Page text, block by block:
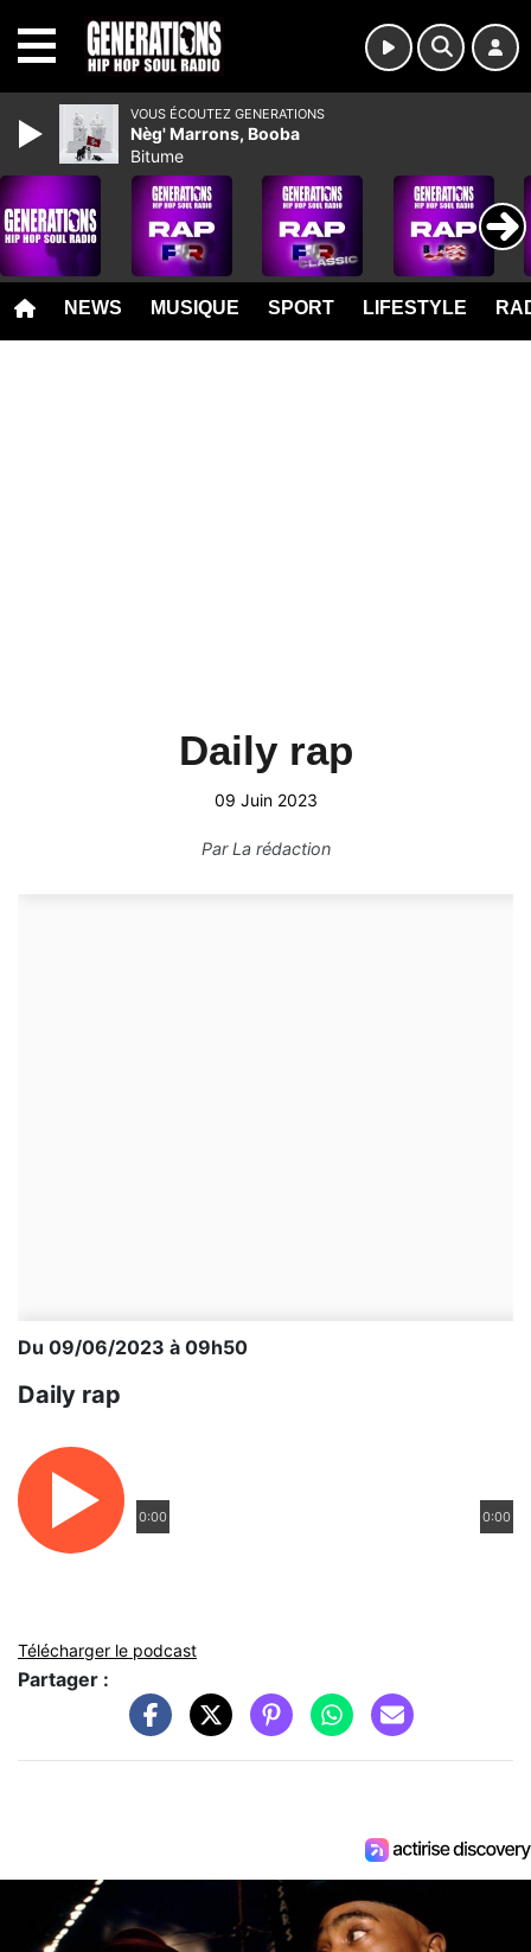
NEWS MUSIQUE SPORT LIFESTYLE
Daily rap
09 Juin 2023
ParLa rédaction
Du 09/06/2023 à 09h50
Daily rap
0:00 0:00
Télécharger le podcast
Partager :
VOUS ÉCOUTEZ GENERATIONS
Nèg' Marrons, Booba
Bitume